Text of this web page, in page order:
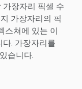
장자리 픽셀 수
가장자리의 픽
스쳐에 있는 이
. 가장자리를
습니다.